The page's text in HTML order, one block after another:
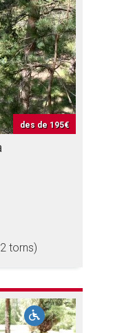
des de 195€
torns)